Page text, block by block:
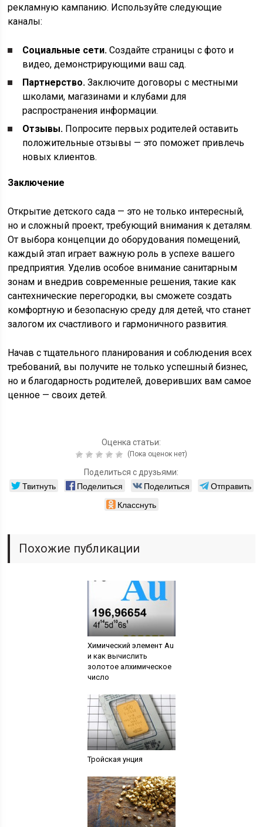
рекламную кампанию. Используйте следующие
каналы:
Социальные сети. Создайте страницы с фото и
видео, демонстрирующими ваш сад.
Партнерство. Заключите договоры с местными
школами, магазинами и клубами для
распространения информации.
Отзывы. Попросите первых родителей оставить
положительные отзывы — это поможет привлечь
новых клиентов.
Заключение
Открытие детского сада — это не только интересный,
но и сложный проект, требующий внимания к деталям.
От выбора концепции до оборудования помещений,
каждый этап играет важную роль в успехе вашего
предприятия. Уделив особое внимание санитарным
зонам и внедрив современные решения, такие как
сантехнические перегородки, вы сможете создать
комфортную и безопасную среду для детей, что станет
залогом их счастливого и гармоничного развития.
Начав с тщательного планирования и соблюдения всех
требований, вы получите не только успешный бизнес,
но и благодарность родителей, доверивших вам самое
ценное — своих детей.
Оценка статьи:
(Пока оценок нет)
Поделиться с друзьями:
Твитнуть Поделиться Поделиться
Отправить
Класснуть
Похожие публикации
Химический элемент Au
и как вычислить
золотое алхимическое
число
Тройская унция